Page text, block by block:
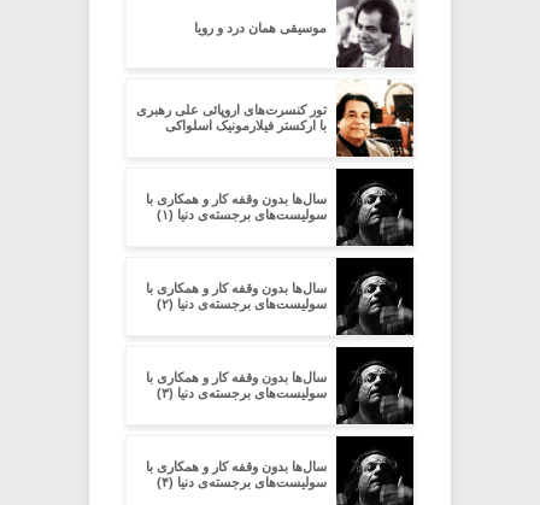
موسیقی همان درد و رویا
تور کنسرت‌های اروپائی علی رهبری
با ارکستر فیلارمونیک اسلواکی
سال‌ها بدون وقفه کار و همکاری با
سولیست‌های برجسته‌ی دنیا (۱)
سال‌ها بدون وقفه کار و همکاری با
سولیست‌های برجسته‌ی دنیا (۲)
سال‌ها بدون وقفه کار و همکاری با
سولیست‌های برجسته‌ی دنیا (۳)
سال‌ها بدون وقفه کار و همکاری با
سولیست‌های برجسته‌ی دنیا (۴)